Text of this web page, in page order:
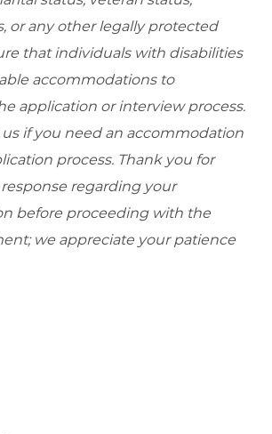
or any other legally protected
that individuals with disabilities
accommodations to
application or interview process.
us if you need an accommodation
process. Thank you for
regarding your
before proceeding with the
we appreciate your patience